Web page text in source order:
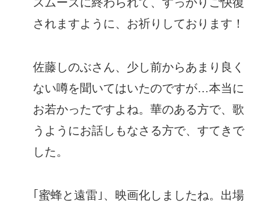
スムーズに終わられて、すっかりご快復
されますように、お祈りしております！
佐藤しのぶさん、少し前からあまり良く
ない噂を聞いてはいたのですが…本当に
お若かったですよね。華のある方で、歌
うようにお話しもなさる方で、すてきで
した。
｢蜜蜂と遠雷｣、映画化しましたね。出場